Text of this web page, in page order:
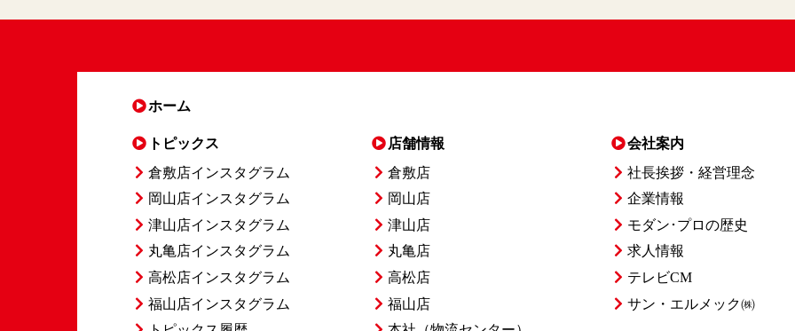
ホーム
トピックス
倉敷店インスタグラム
岡山店インスタグラム
津山店インスタグラム
丸亀店インスタグラム
高松店インスタグラム
福山店インスタグラム
店舗情報
倉敷店
岡山店
津山店
丸亀店
高松店
福山店
会社案内
社長挨拶・経営理念
企業情報
モダン･プロの歴史
求人情報
テレビCM
サン・エルメック㈱